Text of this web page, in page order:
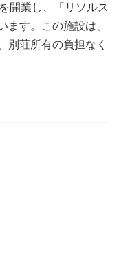
開業し、「リソルス
ます。この施設は、
別荘所有の負担なく